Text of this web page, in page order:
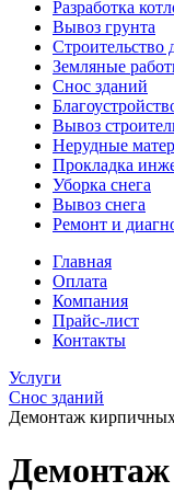
Разработка
Вывоз грунта
Строительство
Земляные
Снос зданий
Вывоз
Нерудные
Прокладка
Уборка снега
Вывоз снега
Ремонт и
Главная
Оплата
Компания
Прайс-лист
Контакты
Услуги
Снос зданий
Демонтаж